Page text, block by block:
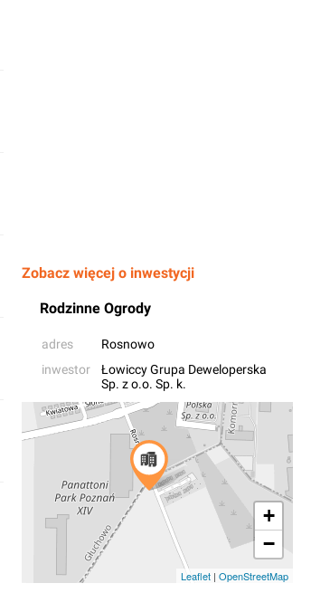
Zobacz więcej o inwestycji
Rodzinne Ogrody
adres
Rosnowo
inwestor
Łowiccy Grupa Deweloperska
Sp. z o.o. Sp. k.
+
−
Leaflet | OpenStreetMap